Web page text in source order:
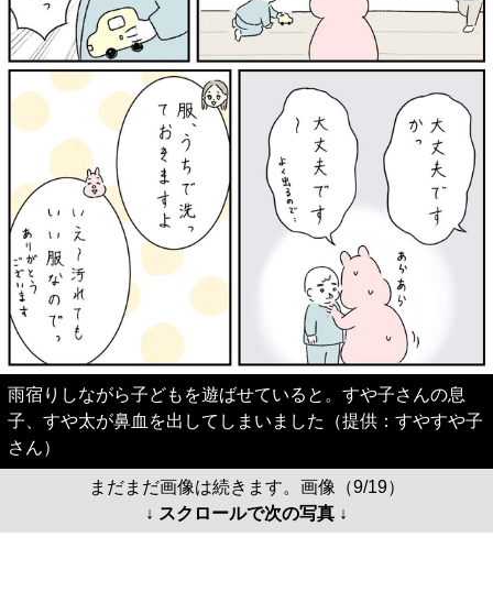
雨宿りしながら子どもを遊ばせていると。すや子さんの息
子、すや太が鼻血を出してしまいました（提供：すやすや子
さん）
まだまだ画像は続きます。画像（9/19）
↓ スクロールで次の写真 ↓